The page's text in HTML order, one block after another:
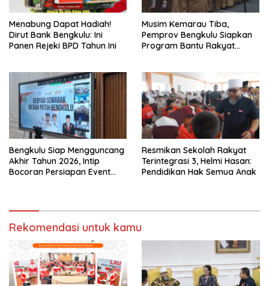
Menabung Dapat Hadiah!
Dirut Bank Bengkulu: Ini
Panen Rejeki BPD Tahun Ini
Musim Kemarau Tiba,
Pemprov Bengkulu Siapkan
Program Bantu Rakyat
Bengkulu Siap Mengguncang
Akhir Tahun 2026, Intip
Bocoran Persiapan Event
Resmikan Sekolah Rakyat
Terintegrasi 3, Helmi Hasan:
Pendidikan Hak Semua Anak
Rekomendasi untuk kamu